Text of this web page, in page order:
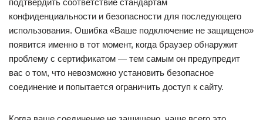
конфиденциальности и безопасности для последующего
использования. Ошибка «Ваше подключение не защищено»
появится именно в тот момент, когда браузер обнаружит
проблему с сертификатом — тем самым он предупредит
вас о том, что невозможно установить безопасное
соединение и попытается ограничить доступ к сайту.